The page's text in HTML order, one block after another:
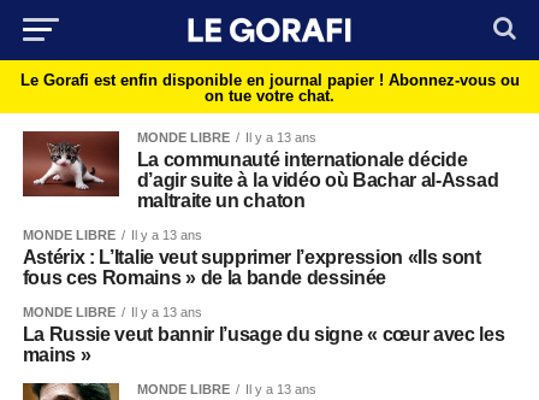
Le Gorafi est enfin disponible en journal papier ! Abonnez-vous ou
on tue votre chat.
MONDE LIBRE Il y a 13 ans
La communauté internationale décide
d’agir suite à la vidéo où Bachar al-Assad
maltraite un chaton
MONDE LIBRE Il y a 13 ans
Astérix : L’Italie veut supprimer l’expression «Ils sont
fous ces Romains » de la bande dessinée
MONDE LIBRE Il y a 13 ans
La Russie veut bannir l’usage du signe « cœur avec les
mains »
MONDE LIBRE Il y a 13 ans